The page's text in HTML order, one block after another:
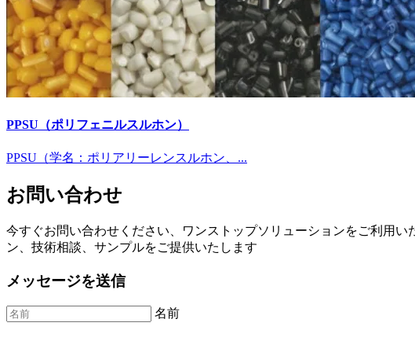
PPSU（ポリフェニルスルホン）
PPSU（学名：ポリアリーレンスルホン、...
お問い合わせ
今すぐお問い合わせください、ワンストップソリューションをご利用
ン、技術相談、サンプルをご提供いたします
メッセージを送信
名前